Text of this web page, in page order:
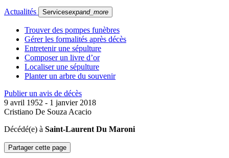
Actualités Servicesexpand_more
Trouver des pompes funèbres
Gérer les formalités après décès
Entretenir une sépulture
Composer un livre d’or
Localiser une sépulture
Planter un arbre du souvenir
Publier un avis de décès
9 avril 1952 - 1 janvier 2018
Cristiano De Souza Acacio
Décédé(e) à Saint-Laurent Du Maroni
Partager cette page